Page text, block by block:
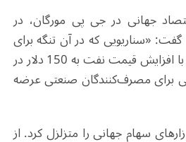
جهانی در جی پی مورگان، در
«سناریویی که در آن تنگه برای
یک ماه دیگر بسته بماند، با افزایش قیمت نفت به 150 دلار در
برای مصرف‌کنندگان صنعتی عرضه
سهام جهانی را متزلزل کرد. از